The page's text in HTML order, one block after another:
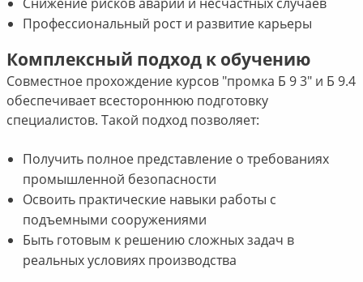
Профессиональный рост и развитие карьеры
Комплексный подход к обучению
Совместное прохождение курсов "промка Б 9 3" и Б 9.4
обеспечивает всестороннюю подготовку
специалистов. Такой подход позволяет:
Получить полное представление о требованиях
промышленной безопасности
Освоить практические навыки работы с
подъемными сооружениями
Быть готовым к решению сложных задач в
реальных условиях производства